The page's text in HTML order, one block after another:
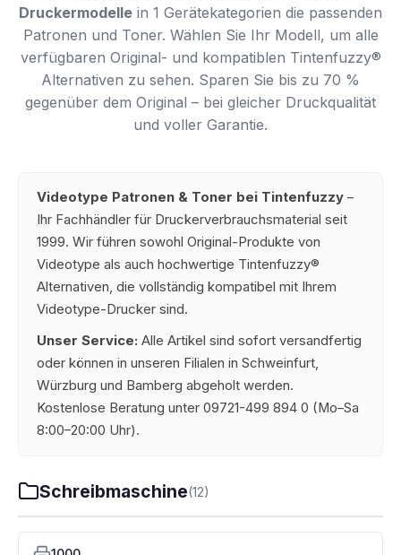
Druckermodelle in 1 Gerätekategorien die passenden
Patronen und Toner. Wählen Sie Ihr Modell, um alle
verfügbaren Original- und kompatiblen Tintenfuzzy®
Alternativen zu sehen. Sparen Sie bis zu 70 %
gegenüber dem Original – bei gleicher Druckqualität
und voller Garantie.
Videotype Patronen & Toner bei Tintenfuzzy –
Ihr Fachhändler für Druckerverbrauchsmaterial seit
1999. Wir führen sowohl Original-Produkte von
Videotype als auch hochwertige Tintenfuzzy®
Alternativen, die vollständig kompatibel mit Ihrem
Videotype-Drucker sind.
Unser Service: Alle Artikel sind sofort versandfertig
oder können in unseren Filialen in Schweinfurt,
Würzburg und Bamberg abgeholt werden.
Kostenlose Beratung unter 09721-499 894 0 (Mo–Sa
8:00–20:00 Uhr).
Schreibmaschine(12)